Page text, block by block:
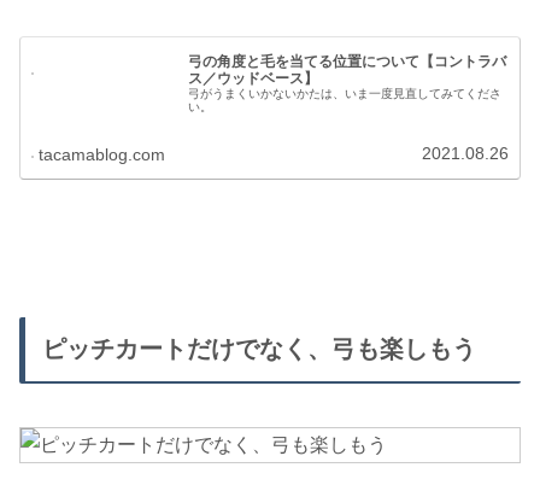
弓の角度と毛を当てる位置について【コントラバ
ス／ウッドベース】
弓がうまくいかないかたは、いま一度見直してみてくださ
い。
tacamablog.com 2021.08.26
ピッチカートだけでなく、弓も楽しもう